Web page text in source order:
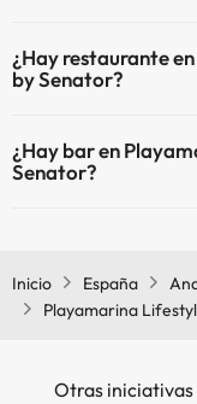
acondicionado en las
¿Hay restaurante
by Senator?
¿Hay bar en
Senator?
Inicio España
Playamarina
Otras iniciativas